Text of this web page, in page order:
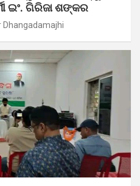
ଇଂ. ଗିରିଜା ଶଙ୍କର
Dhangadamajhi